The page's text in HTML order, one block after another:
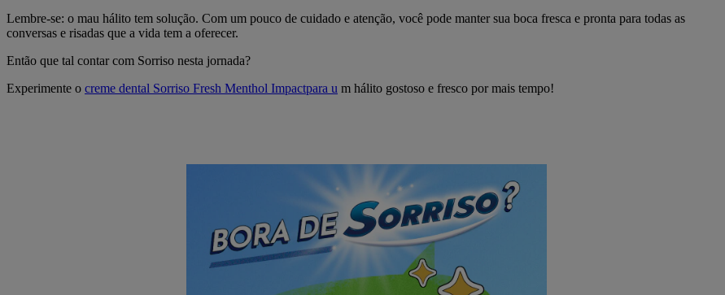
Lembre-se: o mau hálito tem solução. Com um pouco de cuidado e atenção, você pode manter sua boca fresca e pronta para todas as
conversas e risadas que a vida tem a oferecer.
Então que tal contar com Sorriso nesta jornada?
Experimente o creme dental Sorriso Fresh Menthol Impactpara u m hálito gostoso e fresco por mais tempo!